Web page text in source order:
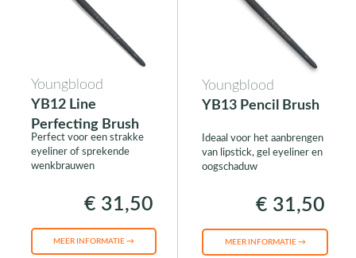
Youngblood
YB12 Line
Perfecting Brush
Perfect voor een strakke
eyeliner of sprekende
wenkbrauwen
€ 31,50
MEER INFORMATIE →
Youngblood
YB13 Pencil Brush
Ideaal voor het aanbrengen
van lipstick, gel eyeliner en
oogschaduw
€ 31,50
MEER INFORMATIE →